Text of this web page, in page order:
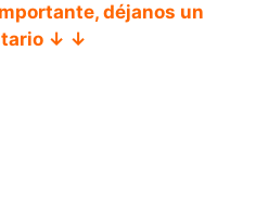
déjanos un
↓ ↓